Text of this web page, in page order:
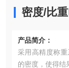
密度/比
产品简介：
采用高精度称
的密度，使得结